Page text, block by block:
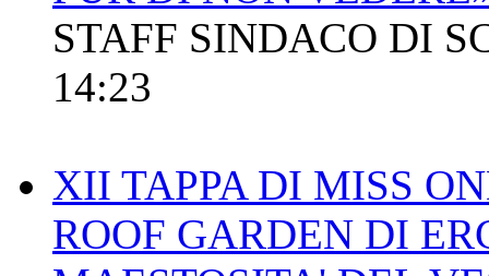
STAFF SINDACO DI
14:23
XII TAPPA DI MISS
ROOF GARDEN DI